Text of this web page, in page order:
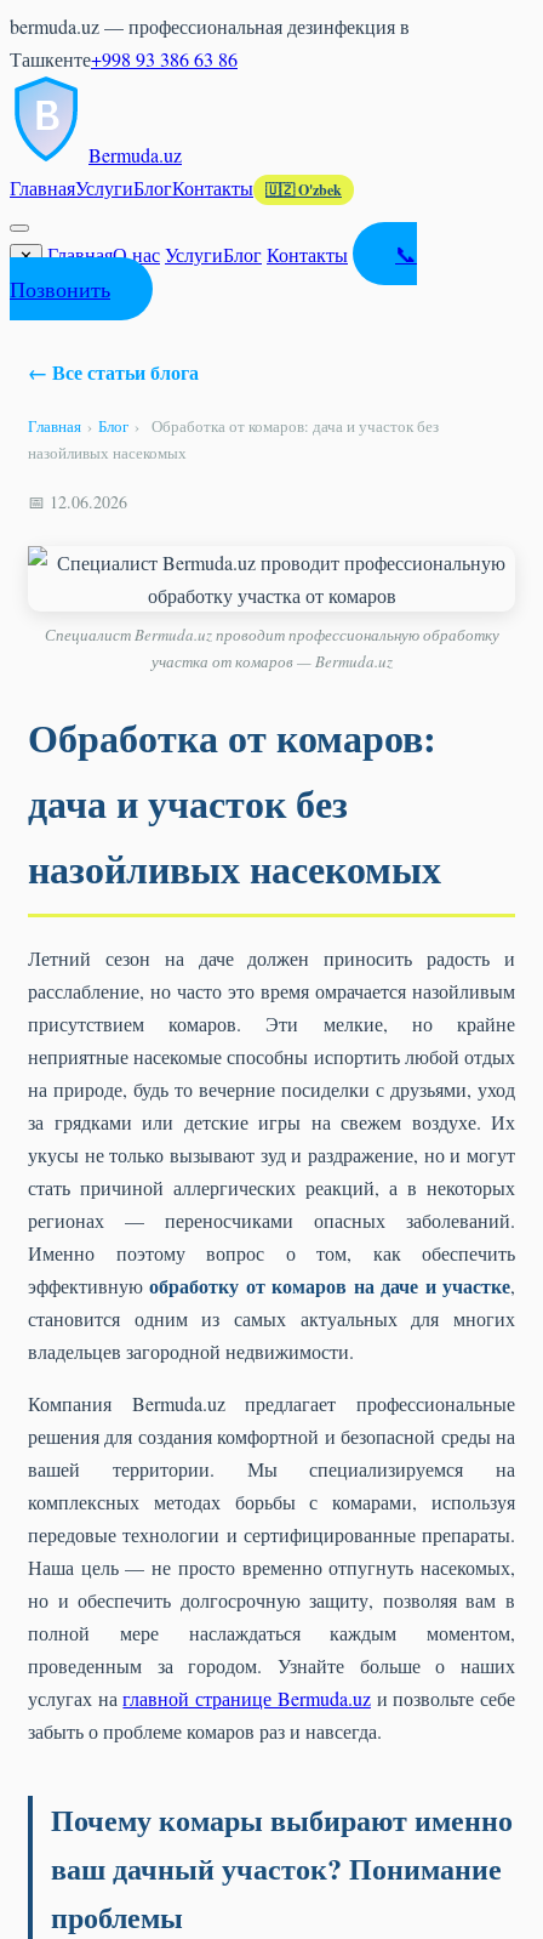
bermuda.uz — профессиональная дезинфекция в
Ташкенте+998 93 386 63 86
Bermuda.uz
ГлавнаяУслугиБлогКонтакты 🇺🇿 O'zbek
✕ ГлавнаяО насУслугиБлогКонтакты
📞
Позвонить
← Все статьи блога
Главная › Блог ›
Обработка от комаров: дача и участок без
назойливых насекомых
📅 12.06.2026
Специалист Bermuda.uz проводит профессиональную обработку
участка от комаров — Bermuda.uz
Обработка от комаров:
дача и участок без
назойливых насекомых
Летний сезон на даче должен приносить радость и
расслабление, но часто это время омрачается назойливым
присутствием комаров. Эти мелкие, но крайне
неприятные насекомые способны испортить любой отдых
на природе, будь то вечерние посиделки с друзьями, уход
за грядками или детские игры на свежем воздухе. Их
укусы не только вызывают зуд и раздражение, но и могут
стать причиной аллергических реакций, а в некоторых
регионах — переносчиками опасных заболеваний.
Именно поэтому вопрос о том, как обеспечить
эффективнуюобработку от комаров на даче и участке,
становится одним из самых актуальных для многих
владельцев загородной недвижимости.
Компания Bermuda.uz предлагает профессиональные
решения для создания комфортной и безопасной среды на
вашей территории. Мы специализируемся на
комплексных методах борьбы с комарами, используя
передовые технологии и сертифицированные препараты.
Наша цель — не просто временно отпугнуть насекомых,
но и обеспечить долгосрочную защиту, позволяя вам в
полной мере наслаждаться каждым моментом,
проведенным за городом. Узнайте больше о наших
услугах наглавной странице Bermuda.uzи позвольте себе
забыть о проблеме комаров раз и навсегда.
Почему комары выбирают именно
ваш дачный участок? Понимание
проблемы